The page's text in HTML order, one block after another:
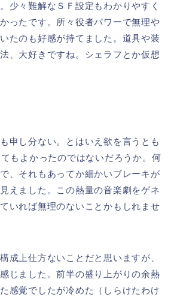
少々難解なＳＦ設定もわかりやすく
ったです。所々役者パワーで無理や
たのも好感が持てました。道具や装
、大好きですね。シェラフとか仮想
申し分ない。とはいえ欲を言うとも
もよかったのではないだろうか。何
、それもあってか細かいブレーキが
えました。この熱量の音楽劇をゲネ
いれば無理のないことかもしれませ
成上仕方ないことだと思いますが、
じました。前半の盛り上がりの余熱
感覚でしたが冷めた（しらけたわけ